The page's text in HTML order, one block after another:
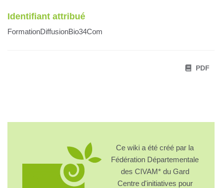
Identifiant attribué
FormationDiffusionBio34Com
PDF
Ce wiki a été créé par la
Fédération Départementale
des CIVAM* du Gard
Centre d'initiatives pour